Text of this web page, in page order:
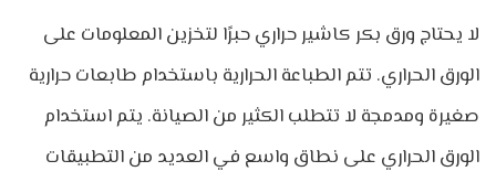
لا يحتاج ورق بكر كاشير حراري حبرًا لتخزين المعلومات على
الورق الحراري. تتم الطباعة الحرارية باستخدام طابعات حرارية
صغيرة ومدمجة لا تتطلب الكثير من الصيانة. يتم استخدام
الورق الحراري على نطاق واسع في العديد من التطبيقات